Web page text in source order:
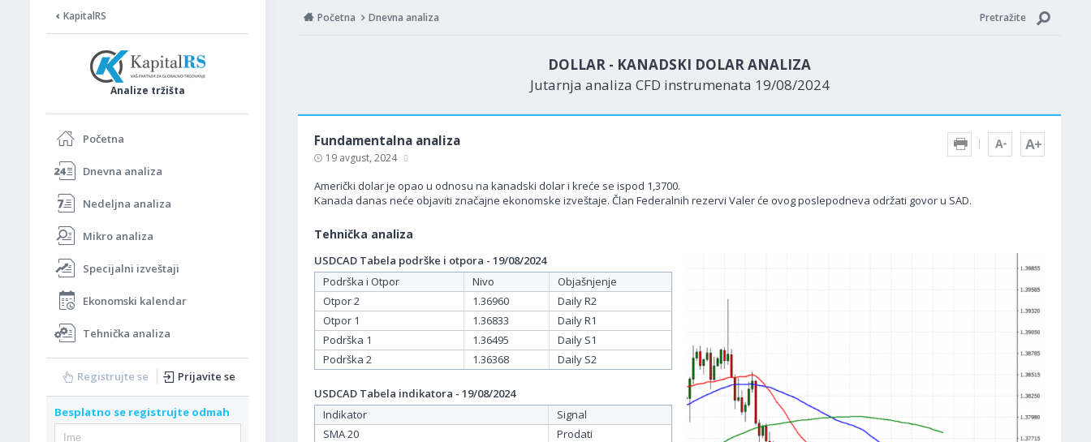
KapitalRS
Analize tržišta
Početna
Dnevna analiza
Nedeljna analiza
Mikro analiza
Specijalni izveštaji
Ekonomski kalendar
Tehnička analiza
Registrujte se Prijavite se
Besplatno se registrujte odmah
Početna Dnevna analiza Pretražite
DOLLAR - KANADSKI DOLAR ANALIZA
Jutarnja analiza CFD instrumenata 19/08/2024
Fundamentalna analiza
19 avgust, 2024
Američki dolar je opao u odnosu na kanadski dolar i kreće se ispod 1,3700.
Kanada danas neće objaviti značajne ekonomske izveštaje. Član Federalnih rezervi Valer će ovog poslepodneva održati govor u SAD.
Tehnička analiza
USDCAD Tabela podrške i otpora - 19/08/2024
Podrška i Otpor
Nivo
Objašnjenje
Otpor 2
1.36960
Daily R2
Otpor 1
1.36833
Daily R1
Podrška 1
1.36495
Daily S1
Podrška 2
1.36368 Daily S2
USDCAD Tabela indikatora - 19/08/2024
Indikator
Signal
SMA 20
Prodati